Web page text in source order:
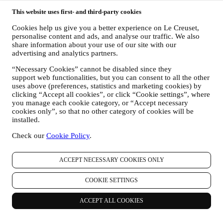
This website uses first- and third-party cookies
Cookies help us give you a better experience on Le Creuset,
personalise content and ads, and analyse our traffic. We also
share information about your use of our site with our
advertising and analytics partners.
“Necessary Cookies” cannot be disabled since they
support web functionalities, but you can consent to all the other
uses above (preferences, statistics and marketing cookies) by
clicking “Accept all cookies”, or click “Cookie settings”, where
you manage each cookie category, or “Accept necessary
cookies only”, so that no other category of cookies will be
installed.
Check our Cookie Policy.
ACCEPT NECESSARY COOKIES ONLY
COOKIE SETTINGS
ACCEPT ALL COOKIES
pela Le Creuset ou ofertas especiais. Estas comunicações
nos detalhes que possuímos sobre si, como a sua localização,
histórico de compras ou preferências dos nossos produtos.
Usaremos os seus dados para entender melhor os seus
interesses. Isso permite-nos personalizar as nossas
comunicações para torná-las mais relevantes e interessantes.
Não haverá outros efeitos. Também reunimos estatísticas
sobre a abertura de e-mails e cliques usando tecnologias
padrão do setor (incluindo pixels de rastreamento em e-mail)
que nos ajudam a monitorar as nossas newsletters. Este
processamento é baseado no seu consentimento em receber
nossas comunicações personalizadas de marketing. A opção
informações pessoais são coletadas, marcando a caixa de
atualizações a qualquer momento, gratuitamente, clicando no
botão de cancelamento de inscrição no final de qualquer
newsletter. Se preferir, pode fazê-lo entrando em contato
connosco através deprivacy@lecreuset.com
RE-TARGETING / AJUSTAR AS NOSSAS OFERTAS E
MELHORAR A EXPERIÊNCIA AO CLIENTE.
Gostaríamos de usar os seus dados para personalizar nossos